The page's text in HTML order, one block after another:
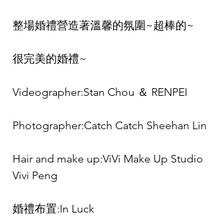
整場婚禮營造著溫馨的氛圍~超棒的~
很完美的婚禮~
Videographer:Stan Chou ＆ RENPEI
Photographer:Catch Catch Sheehan Lin
Hair and make up:ViVi Make Up Studio
Vivi Peng
婚禮布置:In Luck